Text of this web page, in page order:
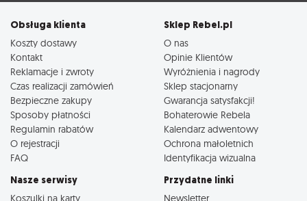
Obsługa klienta
Koszty dostawy
Kontakt
Reklamacje i zwroty
Czas realizacji zamówień
Bezpieczne zakupy
Sposoby płatności
Regulamin rabatów
O rejestracji
FAQ
Sklep Rebel.pl
O nas
Opinie Klientów
Wyróżnienia i nagrody
Sklep stacjonarny
Gwarancja satysfakcji!
Bohaterowie Rebela
Kalendarz adwentowy
Ochrona małoletnich
Identyfikacja wizualna
Nasze serwisy
Koszulki na karty
Przydatne linki
Newsletter